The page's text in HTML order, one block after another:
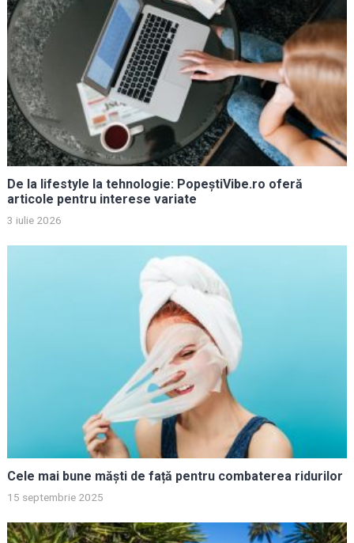
De la lifestyle la tehnologie: PopeștiVibe.ro oferă
articole pentru interese variate
3 iulie 2026
Cele mai bune măști de față pentru combaterea ridurilor
15 septembrie 2025